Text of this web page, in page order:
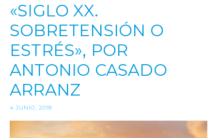
«SIGLO XX.
SOBRETENSIÓN O
ESTRÉS», POR
ANTONIO CASADO
ARRANZ
4 JUNIO, 2018